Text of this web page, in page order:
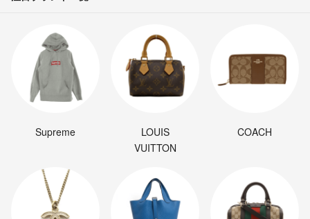
Supreme
LOUIS
VUITTON
COACH